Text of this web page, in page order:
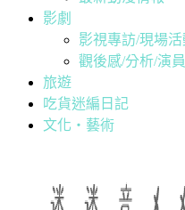
影劇
影視專訪/現場
觀後感/分析/演
旅遊
吃貨迷編日記
文化・藝術